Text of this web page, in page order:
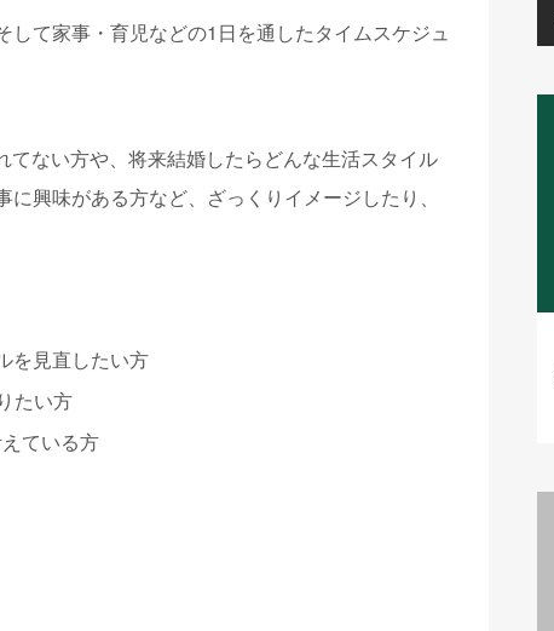
て家事・育児などの1日を通したタイムスケジュ
ない方や、将来結婚したらどんな生活スタイル
興味がある方など、ざっくりイメージしたり、
を見直したい方
たい方
ている方